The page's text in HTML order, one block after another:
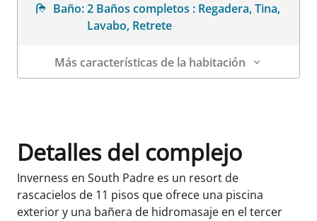
Baño: 2 Baños completos : Regadera, Tina,
Lavabo, Retrete
Más características de la habitación
Detalles del complejo
Inverness en South Padre es un resort de
rascacielos de 11 pisos que ofrece una piscina
exterior y una bañera de hidromasaje en el tercer